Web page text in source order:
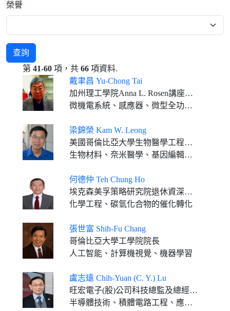
榮譽
查詢
第 41-60 項，共 66 項資料.
戴聿昌 Yu-Chong Tai
加州理工學院Anna L. Rosen講座敎授、電機及醫學工程系敎授
微機電系統、感應器、微型全功能分析系統、醫學元件及人體植入器
梁錦榮 Kam W. Leong
美國哥倫比亞大學生物醫學工程學系Samuel Y. Sheng特聘教授 美國哥倫比亞大學醫學院系統生物學系教授
生物材料、奈米醫學、基因編輯及組織工程
何德仲 Teh Chung Ho
埃克森美孚策略研究院退休資深研究員
化學工程、碳氫化合物的催化轉化
張世富 Shih-Fu Chang
哥倫比亞大學工學院院長
人工智能、計算機視覺、機器學習
盧志遠 Chih-Yuan (C. Y.) Lu
旺宏電子(股)公司科技總監及總經理 欣銓科技(股)公司董事長
半導體技術、積體電路工程、應用物理科學